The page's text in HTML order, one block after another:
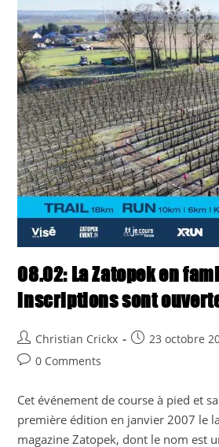
08.02: La Zatopek en
inscriptions sont
Post
author:
Christian Crickx
Post23 octobre
Post0 Comments
Cet événement de course à pied et
première édition en janvier 2007 le
magazine Zatopek, dont le nom est